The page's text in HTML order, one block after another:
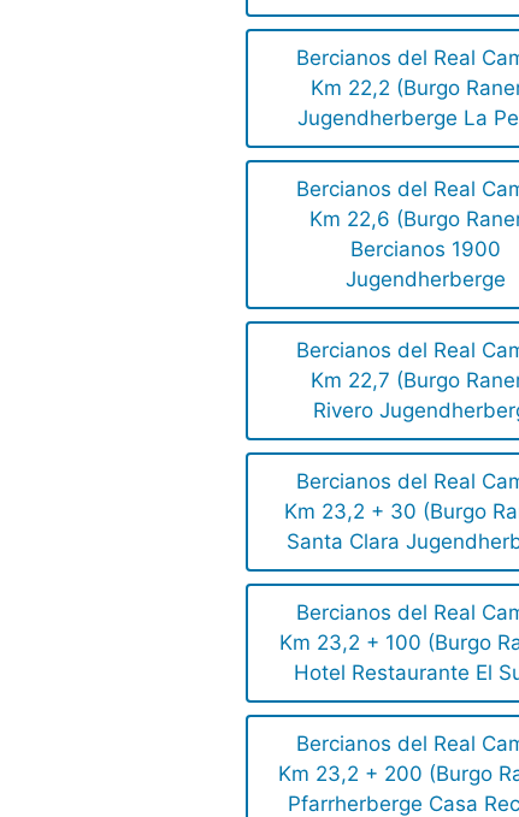
Bercianos del Real
Km 22,2 (Burgo
Jugendherberge La
Bercianos del Real
Km 22,6 (Burgo
Bercianos 1900
Jugendherberge
Bercianos del Real
Km 22,7 (Burgo
Rivero
Bercianos del Real
Km 23,2 + 30 (Burgo
Santa Clara
Bercianos del Real
Km 23,2 + 100 (Burgo
Hotel Restaurante El
Bercianos del Real
Km 23,2 + 200 (Burgo
Pfarrherberge Casa